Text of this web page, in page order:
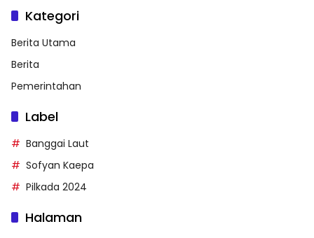
Kategori
Berita Utama
Berita
Pemerintahan
Label
Banggai Laut
Sofyan Kaepa
Pilkada 2024
Halaman